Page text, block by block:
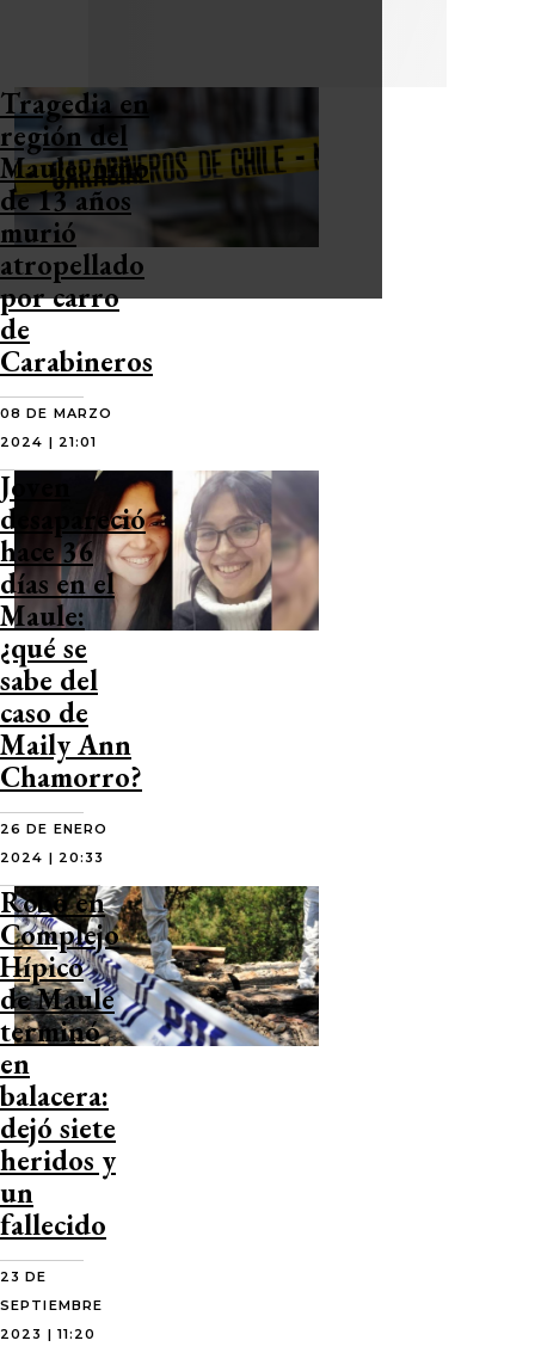
Tragedia en
región del
Maule: niño
de 13 años
murió
atropellado
por carro
de
Carabineros
08 DE MARZO
2024 | 21:01
Joven
desapareció
hace 36
días en el
Maule:
¿qué se
sabe del
caso de
Maily Ann
Chamorro?
26 DE ENERO
2024 | 20:33
Robo en
Complejo
Hípico
de Maule
terminó
en
balacera:
dejó siete
heridos y
un
fallecido
23 DE
SEPTIEMBRE
2023 | 11:20